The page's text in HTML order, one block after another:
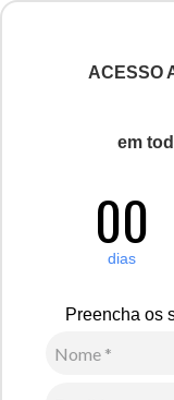
ACESSO
em
00
dias
Preencha os